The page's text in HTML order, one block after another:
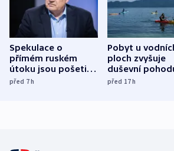
Spekulace o
přímém ruském
útoku jsou pošetilé,
míní estonský
před 7h
Pobyt u
ploch zvyšuje
duševní
ukázala
před 17h